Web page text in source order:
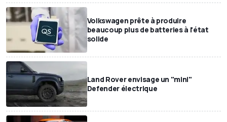
Volkswagen prête à produire
beaucoup plus de batteries à l'état
solide
Land Rover envisage un "mini"
Defender électrique